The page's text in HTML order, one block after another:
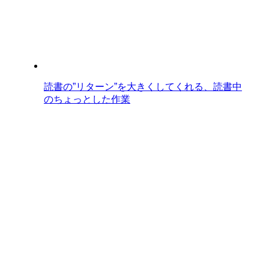
読書の”リターン”を大きくしてくれる、読書中
のちょっとした作業